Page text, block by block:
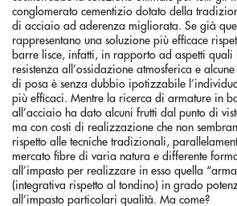
conglomerato cementizio dotato della
di acciaio ad aderenza migliorata. Se già
rappresentano una soluzione più efficace
barre lisce, infatti, in rapporto ad aspetti quali
resistenza all’ossidazione atmosferica e
di posa è senza dubbio ipotizzabile
più efficaci. Mentre la ricerca di armature in
all’acciaio ha dato alcuni frutti dal punto di
ma con costi di realizzazione che non
rispetto alle tecniche tradizionali,
mercato fibre di varia natura e differente
all’impasto per realizzare in esso quella
(integrativa rispetto al tondino) in grado
all’impasto particolari qualità. Ma come?